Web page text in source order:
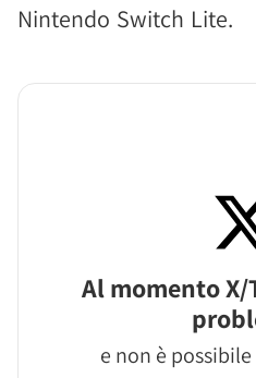
Nintendo Switch Lite.
Al momento
e non è